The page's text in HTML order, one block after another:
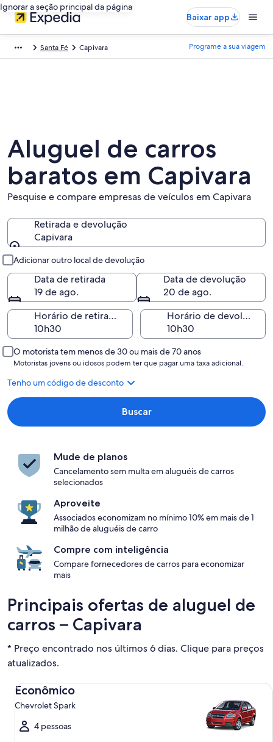
Ignorar a seção principal da página
Baixar app
Santa Fé Capivara Programe a sua viagem
Aluguel de carros
baratos em Capivara
Pesquise e compare empresas de veículos em Capivara
Retirada e devolução
Capivara
Adicionar outro local de devolução
Data de retirada
19 de ago.
Data de devolução
20 de ago.
Horário de retirada
Horário de devolução
O motorista tem menos de 30 ou mais de 70 anos
Motoristas jovens ou idosos podem ter que pagar uma taxa adicional.
Tenho um código de desconto
Buscar
Mude de planos
Cancelamento sem multa em aluguéis de carros
selecionados
Aproveite
Associados economizam no mínimo 10% em mais de 1
milhão de aluguéis de carro
Compre com inteligência
Compare fornecedores de carros para economizar
mais
Principais ofertas de aluguel de
carros – Capivara
* Preço encontrado nos últimos 6 dias. Clique para preços
atualizados.
Econômico
Chevrolet Spark
4 pessoas
Econômico Chevrolet Spark